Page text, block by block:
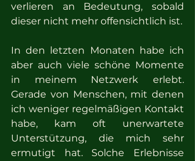
verlieren an Bedeutung, sobald
dieser nicht mehr offensichtlich ist.
In den letzten Monaten habe ich
aber auch viele schöne Momente
in meinem Netzwerk erlebt.
Gerade von Menschen, mit denen
ich weniger regelmäßigen Kontakt
habe, kam oft unerwartete
Unterstützung, die mich sehr
ermutigt hat. Solche Erlebnisse